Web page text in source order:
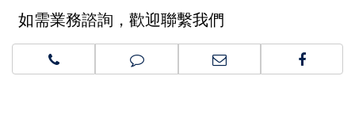
如需業務諮詢，歡迎聯繫我們